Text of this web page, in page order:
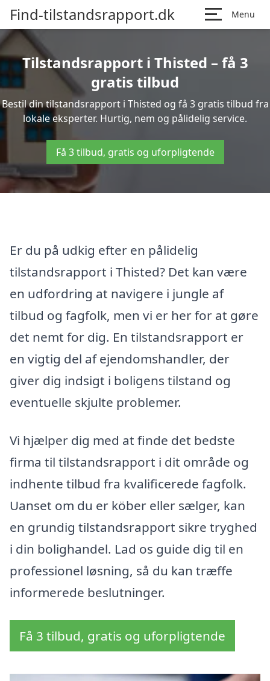
Find-tilstandsrapport.dk Menu
Tilstandsrapport i Thisted – få 3
gratis tilbud
Bestil din tilstandsrapport i Thisted og få 3 gratis tilbud fra
lokale eksperter. Hurtig, nem og pålidelig service.
Få 3 tilbud, gratis og uforpligtende
Er du på udkig efter en pålidelig
tilstandsrapport i Thisted? Det kan være
en udfordring at navigere i jungle af
tilbud og fagfolk, men vi er her for at gøre
det nemt for dig. En tilstandsrapport er
en vigtig del af ejendomshandler, der
giver dig indsigt i boligens tilstand og
eventuelle skjulte problemer.
Vi hjælper dig med at finde det bedste
firma til tilstandsrapport i dit område og
indhente tilbud fra kvalificerede fagfolk.
Uanset om du er köber eller sælger, kan
en grundig tilstandsrapport sikre tryghed
i din bolighandel. Lad os guide dig til en
professionel løsning, så du kan træffe
informerede beslutninger.
Få 3 tilbud, gratis og uforpligtende